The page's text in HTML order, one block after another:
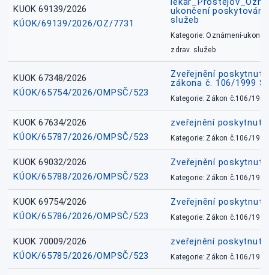
KUOK 69139/2026
KÚOK/69139/2026/OZ/7731
ukončení
služeb
Kategorie: Oznámení-
zdrav. služeb
KUOK 67348/2026
KÚOK/65754/2026/OMPSČ/523
Zveřejnění
zákona č. 106/1999
Kategorie: Zákon č.106/1999
KUOK 67634/2026
KÚOK/65787/2026/OMPSČ/523
zveřejnění
Kategorie: Zákon č.106/1999
KUOK 69032/2026
KÚOK/65788/2026/OMPSČ/523
Zveřejnění
Kategorie: Zákon č.106/1999
KUOK 69754/2026
KÚOK/65786/2026/OMPSČ/523
Zveřejnění
Kategorie: Zákon č.106/1999
KUOK 70009/2026
KÚOK/65785/2026/OMPSČ/523
zveřejnění
Kategorie: Zákon č.106/1999